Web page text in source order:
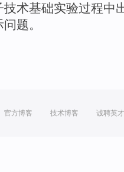
技术基础实验过程中
问题。
官方博客 技术博客 诚聘英才